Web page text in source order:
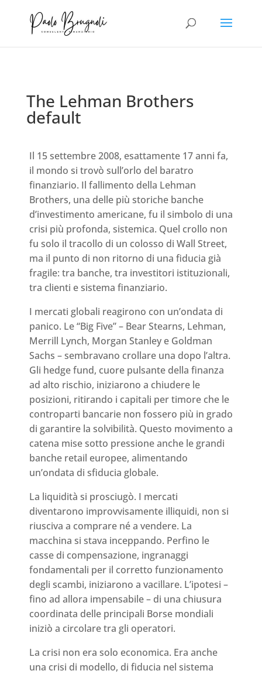
The Lehman Brothers
default
Il 15 settembre 2008, esattamente 17 anni fa,
il mondo si trovò sull’orlo del baratro
finanziario. Il fallimento della Lehman
Brothers, una delle più storiche banche
d’investimento americane, fu il simbolo di una
crisi più profonda, sistemica. Quel crollo non
fu solo il tracollo di un colosso di Wall Street,
ma il punto di non ritorno di una fiducia già
fragile: tra banche, tra investitori istituzionali,
tra clienti e sistema finanziario.
I mercati globali reagirono con un’ondata di
panico. Le “Big Five” – Bear Stearns, Lehman,
Merrill Lynch, Morgan Stanley e Goldman
Sachs – sembravano crollare una dopo l’altra.
Gli hedge fund, cuore pulsante della finanza
ad alto rischio, iniziarono a chiudere le
posizioni, ritirando i capitali per timore che le
controparti bancarie non fossero più in grado
di garantire la solvibilità. Questo movimento a
catena mise sotto pressione anche le grandi
banche retail europee, alimentando
un’ondata di sfiducia globale.
La liquidità si prosciugò. I mercati
diventarono improvvisamente illiquidi, non si
riusciva a comprare né a vendere. La
macchina si stava inceppando. Perfino le
casse di compensazione, ingranaggi
fondamentali per il corretto funzionamento
degli scambi, iniziarono a vacillare. L’ipotesi –
fino ad allora impensabile – di una chiusura
coordinata delle principali Borse mondiali
iniziò a circolare tra gli operatori.
La crisi non era solo economica. Era anche
una crisi di modello, di fiducia nel sistema